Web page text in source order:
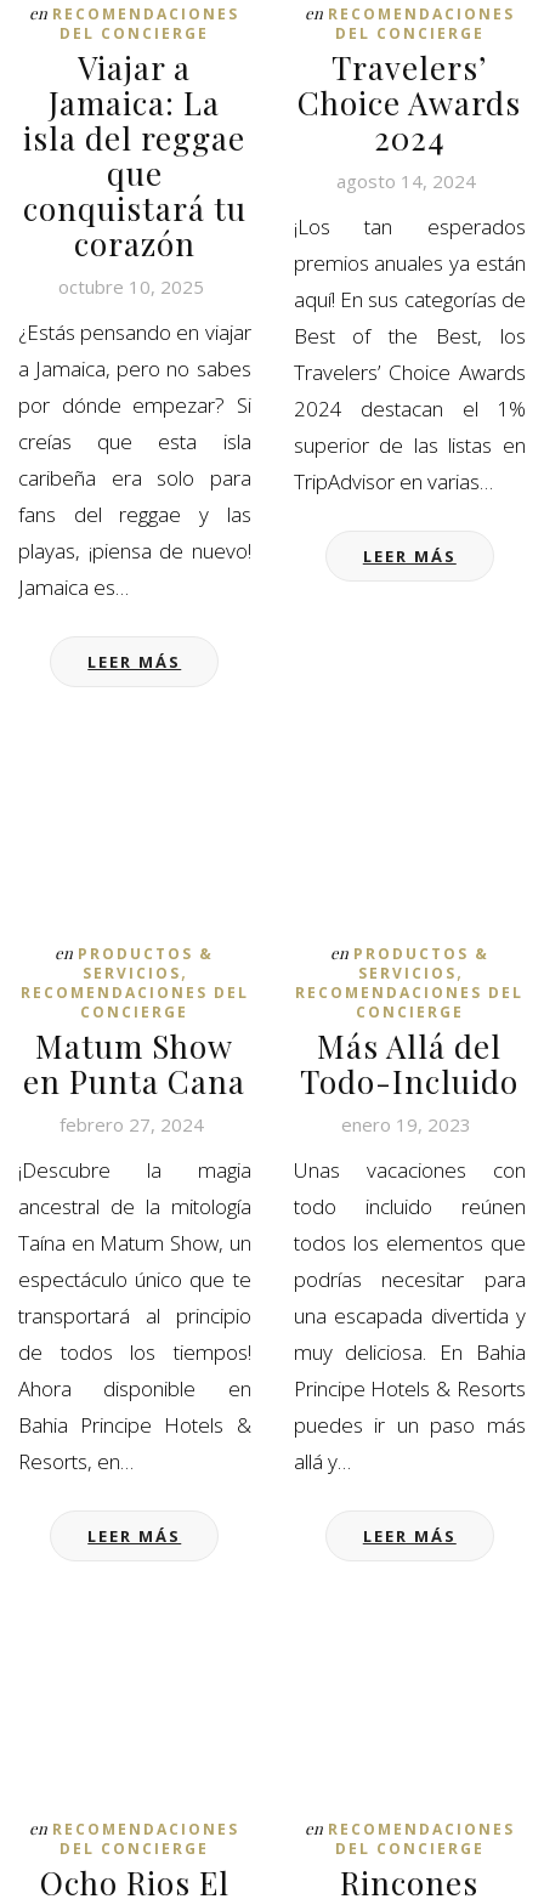
en RECOMENDACIONES
DEL CONCIERGE
Viajar a
Jamaica: La
isla del reggae
que
conquistará tu
corazón
octubre 10, 2025
¿Estás pensando en viajar
a Jamaica, pero no sabes
por dónde empezar? Si
creías que esta isla
caribeña era solo para
fans del reggae y las
playas, ¡piensa de nuevo!
Jamaica es…
LEER MÁS
en RECOMENDACIONES
DEL CONCIERGE
Travelers’
Choice Awards
2024
agosto 14, 2024
¡Los tan esperados
premios anuales ya están
aquí! En sus categorías de
Best of the Best, los
Travelers’ Choice Awards
2024 destacan el 1%
superior de las listas en
TripAdvisor en varias…
LEER MÁS
en PRODUCTOS &
SERVICIOS,
RECOMENDACIONES DEL
CONCIERGE
Matum Show
en Punta Cana
febrero 27, 2024
¡Descubre la magia
ancestral de la mitología
Taína en Matum Show, un
espectáculo único que te
transportará al principio
de todos los tiempos!
Ahora disponible en
Bahia Principe Hotels &
Resorts, en…
LEER MÁS
en PRODUCTOS &
SERVICIOS,
RECOMENDACIONES DEL
CONCIERGE
Más Allá del
Todo-Incluido
enero 19, 2023
Unas vacaciones con
todo incluido reúnen
todos los elementos que
podrías necesitar para
una escapada divertida y
muy deliciosa. En Bahia
Principe Hotels & Resorts
puedes ir un paso más
allá y…
LEER MÁS
en RECOMENDACIONES
DEL CONCIERGE
Ocho Rios El
en RECOMENDACIONES
DEL CONCIERGE
Rincones